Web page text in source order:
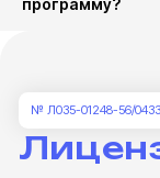
программу?